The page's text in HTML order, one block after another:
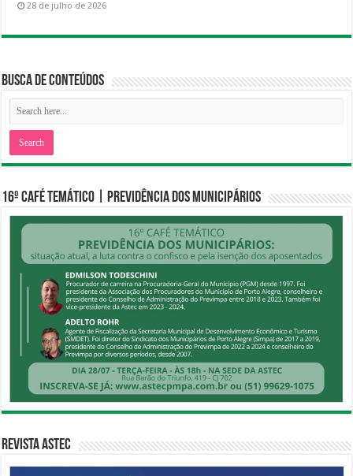
28 de julho de 2026
Busca de Conteúdos
16º CAFÉ TEMÁTICO | PREVIDÊNCIA DOS MUNICIPÁRIOS
Revista Astec